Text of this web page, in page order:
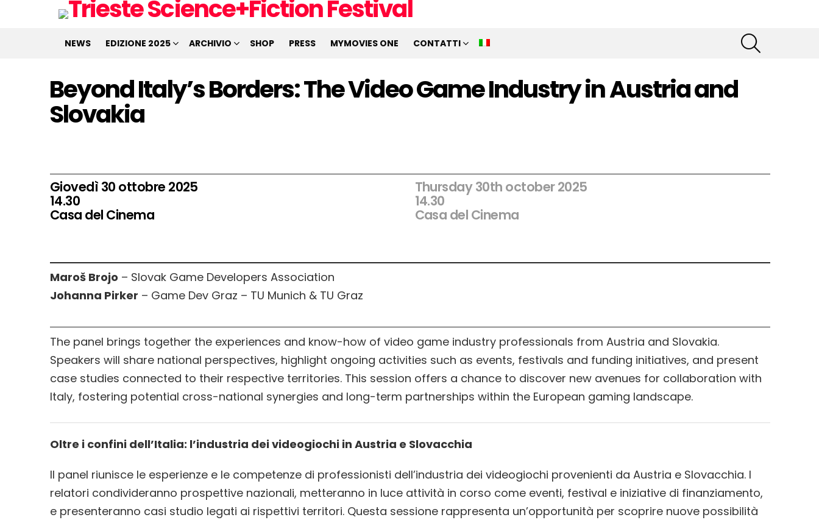
NEWS EDIZIONE 2025 ARCHIVIO SHOP PRESS MYMOVIES ONE CONTATTI
Beyond Italy’s Borders: The Video Game Industry in Austria and
Slovakia
Giovedì 30 ottobre 2025
14.30
Casa del Cinema
Thursday 30th october 2025
14.30
Casa del Cinema
Maroš Brojo – Slovak Game Developers Association
Johanna Pirker – Game Dev Graz – TU Munich & TU Graz
The panel brings together the experiences and know-how of video game industry professionals from Austria and Slovakia.
Speakers will share national perspectives, highlight ongoing activities such as events, festivals and funding initiatives, and present
case studies connected to their respective territories. This session offers a chance to discover new avenues for collaboration with
Italy, fostering potential cross-national synergies and long-term partnerships within the European gaming landscape.
Oltre i confini dell’Italia: l’industria dei videogiochi in Austria e Slovacchia
Il panel riunisce le esperienze e le competenze di professionisti dell’industria dei videogiochi provenienti da Austria e Slovacchia. I
relatori condivideranno prospettive nazionali, metteranno in luce attività in corso come eventi, festival e iniziative di finanziamento,
e presenteranno casi studio legati ai rispettivi territori. Questa sessione rappresenta un’opportunità per scoprire nuove possibilità